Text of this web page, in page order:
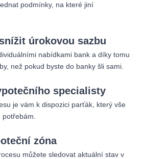
podmínky, na které jiní
úrokovou sazbu
nabídkami bank a díky tomu
než pokud byste do banky šli sami.
specialisty
je vám k dispozici parťák, který vše
zóna
můžete sledovat aktuální stav v